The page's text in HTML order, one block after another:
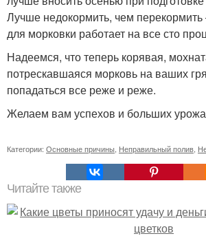
Лучше недокормить, чем
для морковки работает на все сто
Надеемся, что теперь корявая,
потрескавшаяся морковь на ваших
попадаться все реже и реже.
Желаем вам успехов и больших
Категории: Основные причины, Неправильный полив,
Читайте также